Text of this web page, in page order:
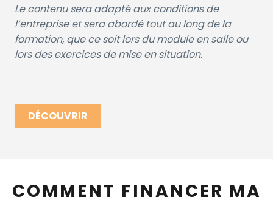
Le contenu sera adapté aux conditions de
l’entreprise et sera abordé tout au long de la
formation, que ce soit lors du module en salle ou
lors des exercices de mise en situation.
DÉCOUVRIR
COMMENT FINANCER MA